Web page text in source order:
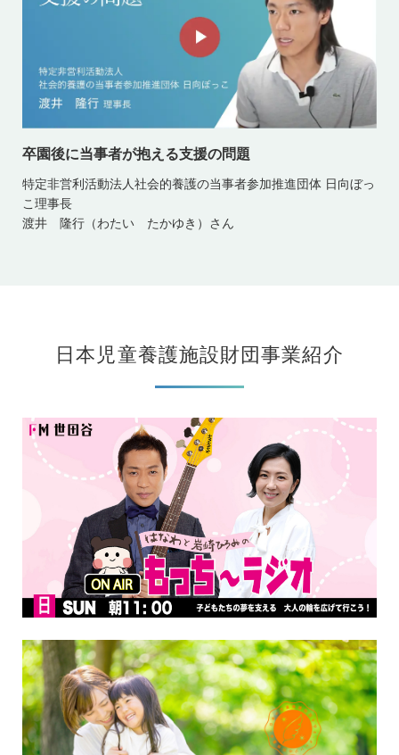
卒園後に当事者が抱える支援の問題
特定非営利活動法人社会的養護の当事者参加推進団体 日向ぼっ
こ理事長
渡井 隆行（わたい たかゆき）さん
日本児童養護施設財団事業紹介